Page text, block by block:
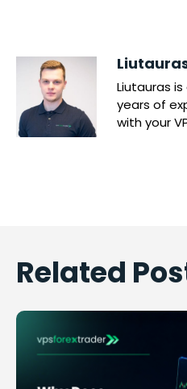
Liutauras
years of
with your
Related